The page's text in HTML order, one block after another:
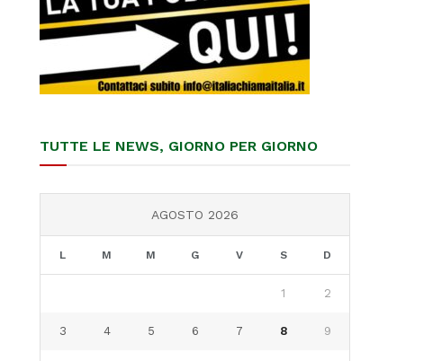
TUTTE LE NEWS, GIORNO PER GIORNO
AGOSTO 2026
L M M G V S D
1 2
3 4 5 6 7 8 9